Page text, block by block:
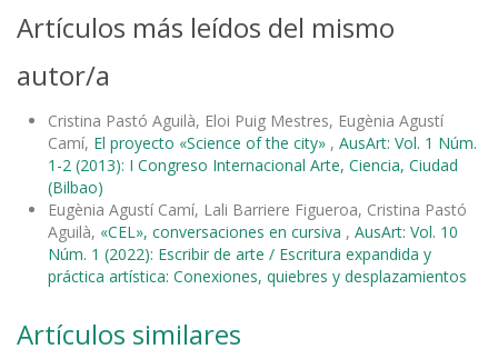
Artículos más leídos del mismo
autor/a
Cristina Pastó Aguilà, Eloi Puig Mestres, Eugènia Agustí
Camí, El proyecto «Science of the city» , AusArt: Vol. 1 Núm.
1-2 (2013): I Congreso Internacional Arte, Ciencia, Ciudad
(Bilbao)
Eugènia Agustí Camí, Lali Barriere Figueroa, Cristina Pastó
Aguilà, «CEL», conversaciones en cursiva , AusArt: Vol. 10
Núm. 1 (2022): Escribir de arte / Escritura expandida y
práctica artística: Conexiones, quiebres y desplazamientos
Artículos similares